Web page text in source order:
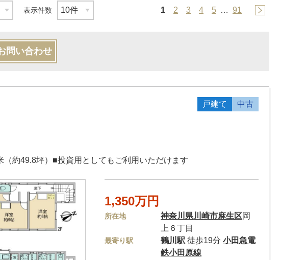
表示件数 1 2 3 4 5 … 91
問い合わせ
戸建て 中古
約49.8坪）■投資用としてもご利用いただけます
1,350万円
所在地 神奈川県川崎市麻生区岡
上６丁目
最寄り駅 鶴川駅 徒歩19分小田急電
鉄小田原線